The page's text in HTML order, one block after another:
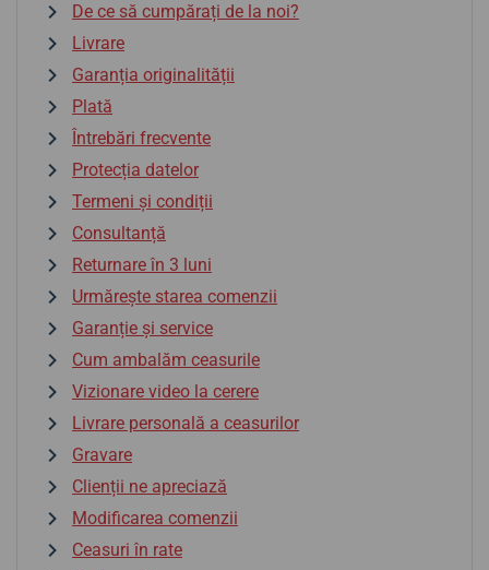
De ce să cumpărați de la noi?
Livrare
Garanția originalității
Plată
Întrebări frecvente
Protecția datelor
Termeni și condiții
Consultanță
Returnare în 3 luni
Urmărește starea comenzii
Garanție și service
Cum ambalăm ceasurile
Vizionare video la cerere
Livrare personală a ceasurilor
Gravare
Clienții ne apreciază
Modificarea comenzii
Ceasuri în rate